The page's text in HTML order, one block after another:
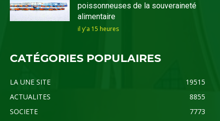
poissonneuses de la souveraineté
alimentaire
il y'a 15 heures
CATÉGORIES POPULAIRES
LA UNE SITE
19515
ACTUALITES
8855
SOCIETE
7773